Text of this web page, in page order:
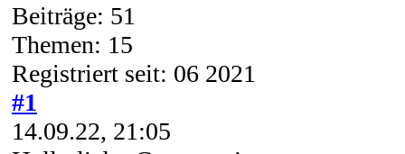
Beiträge: 51
Themen: 15
Registriert seit: 06 2021
#1
14.09.22, 21:05